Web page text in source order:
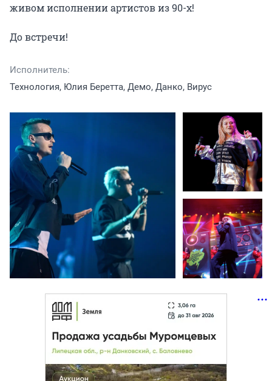
живом исполнении артистов из 90-х!
До встречи!
Исполнитель:
Технология, Юлия Беретта, Демо, Данко, Вирус